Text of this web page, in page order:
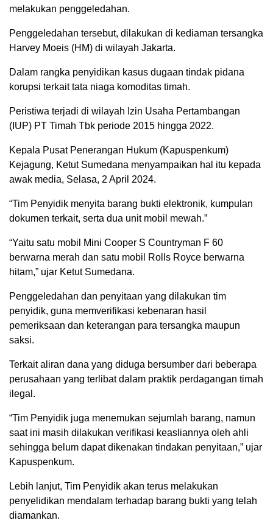
melakukan penggeledahan.
Penggeledahan tersebut, dilakukan di kediaman tersangka
Harvey Moeis (HM) di wilayah Jakarta.
Dalam rangka penyidikan kasus dugaan tindak pidana
korupsi terkait tata niaga komoditas timah.
Peristiwa terjadi di wilayah Izin Usaha Pertambangan
(IUP) PT Timah Tbk periode 2015 hingga 2022.
Kepala Pusat Penerangan Hukum (Kapuspenkum)
Kejagung, Ketut Sumedana menyampaikan hal itu kepada
awak media, Selasa, 2 April 2024.
“Tim Penyidik menyita barang bukti elektronik, kumpulan
dokumen terkait, serta dua unit mobil mewah.”
“Yaitu satu mobil Mini Cooper S Countryman F 60
berwarna merah dan satu mobil Rolls Royce berwarna
hitam,” ujar Ketut Sumedana.
Penggeledahan dan penyitaan yang dilakukan tim
penyidik, guna memverifikasi kebenaran hasil
pemeriksaan dan keterangan para tersangka maupun
saksi.
Terkait aliran dana yang diduga bersumber dari beberapa
perusahaan yang terlibat dalam praktik perdagangan timah
ilegal.
“Tim Penyidik juga menemukan sejumlah barang, namun
saat ini masih dilakukan verifikasi keasliannya oleh ahli
sehingga belum dapat dikenakan tindakan penyitaan,” ujar
Kapuspenkum.
Lebih lanjut, Tim Penyidik akan terus melakukan
penyelidikan mendalam terhadap barang bukti yang telah
diamankan.